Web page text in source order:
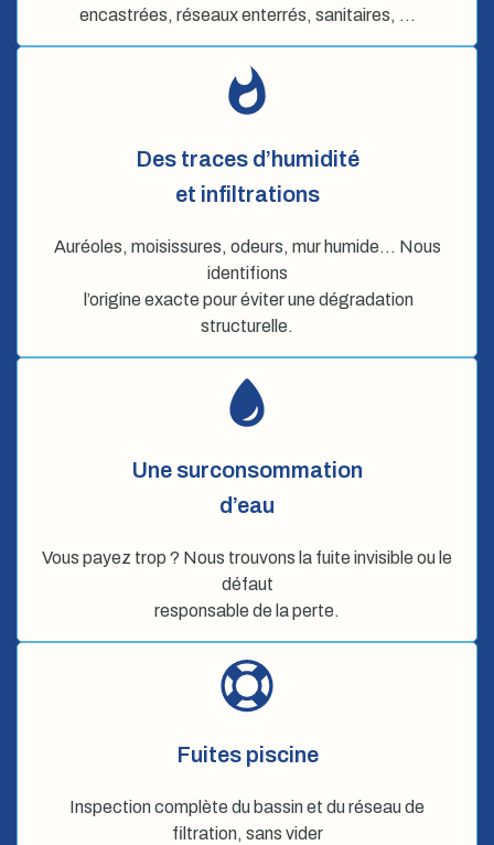
encastrées, réseaux enterrés, sanitaires, …
Des traces d’humidité
et infiltrations
Auréoles, moisissures, odeurs, mur humide… Nous
identifions
l’origine exacte pour éviter une dégradation
structurelle.
Une surconsommation
d’eau
Vous payez trop ? Nous trouvons la fuite invisible ou le
défaut
responsable de la perte.
Fuites piscine
Inspection complète du bassin et du réseau de
filtration, sans vider